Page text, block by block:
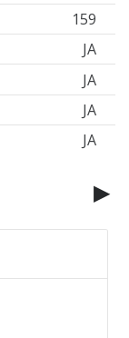
159
JA
JA
JA
JA